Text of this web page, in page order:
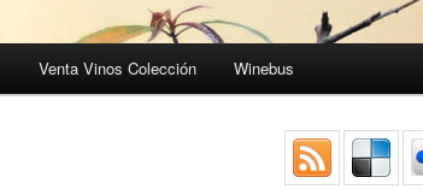
Venta Vinos Colección Winebus